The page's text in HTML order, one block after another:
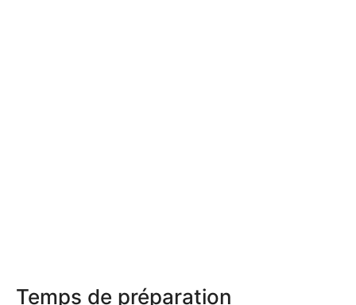
Temps de préparation